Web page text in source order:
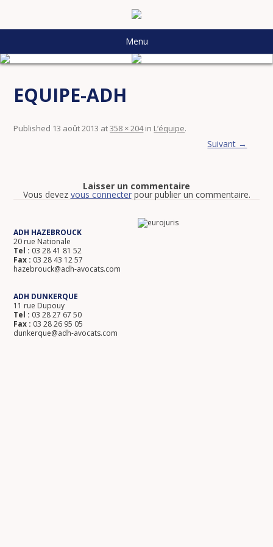
Menu
EQUIPE-ADH
Published 13 août 2013 at358 × 204in L’équipe.
Suivant →
Laisser un commentaire
Vous devez vous connecterpour publier un commentaire.
ADH HAZEBROUCK
20 rue Nationale
Tel : 03 28 41 81 52
Fax : 03 28 43 12 57
hazebrouck@adh-avocats.com
ADH DUNKERQUE
11 rue Dupouy
Tel : 03 28 27 67 50
Fax : 03 28 26 95 05
dunkerque@adh-avocats.com